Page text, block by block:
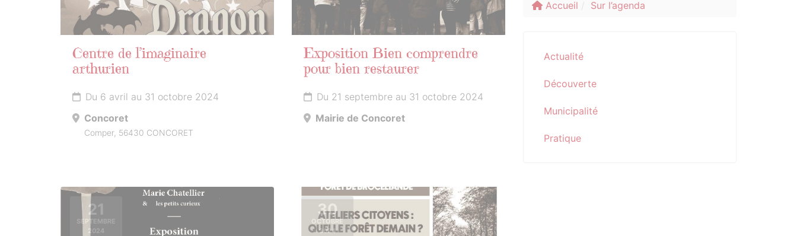
Centre de l’imaginaire
arthurien
Du 6 avril au 31 octobre 2024
Concoret
Comper, 56430 CONCORET
Exposition Bien comprendre
pour bien restaurer
Du 21 septembre au 31 octobre 2024
Mairie de Concoret
21
SEPTEMBRE
2024
30
OCTOBRE
2024
Accueil Sur l’agenda
Actualité
Découverte
Municipalité
Pratique